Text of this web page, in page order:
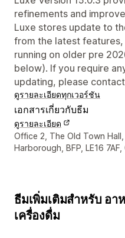
refinements and
Luxe stores update to
from the latest
running on older pre
below). If you require
updating, please
ดูรายละเอียดทุกเวอร์ชัน
เอกสารเกี่ยวกับธีม
ดูรายละเอียด
รายละเอียดการติดต่อผู้ออ
Office 2, The Old Town
Harborough, BFP, LE16 7AF,
ธีมเพิ่มเติมสำหรับ อา
เครื่องดื่ม